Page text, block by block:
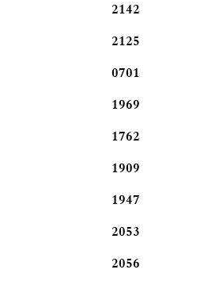
2142
2125
0701
1969
1762
1909
1947
2053
2056